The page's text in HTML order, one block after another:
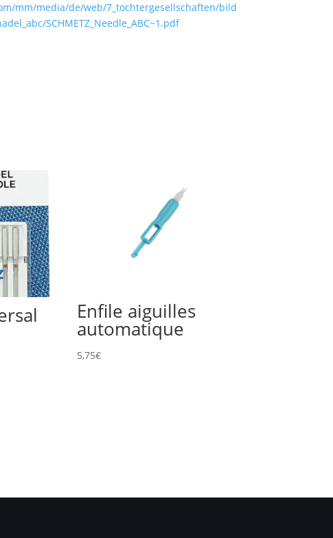
mm/media/de/web/7_tochtergesellschaften/bild
SCHMETZ_Needle_ABC~1.pdf
Enfile aiguilles
automatique
5,75€